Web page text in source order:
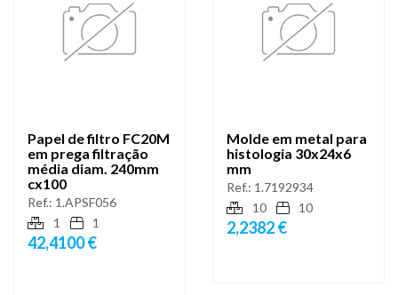
Papel de filtro FC20M
em prega filtração
média diam. 240mm
cx100
Ref.: 1.APSF056
1
1
42,4100 €
Molde em metal para
histologia 30x24x6
mm
Ref.: 1.7192934
10
10
2,2382 €